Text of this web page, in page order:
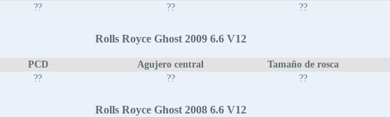
?? ?? ??
Rolls Royce Ghost 2009 6.6 V12
PCD Agujero central Tamaño de rosca
?? ?? ??
Rolls Royce Ghost 2008 6.6 V12